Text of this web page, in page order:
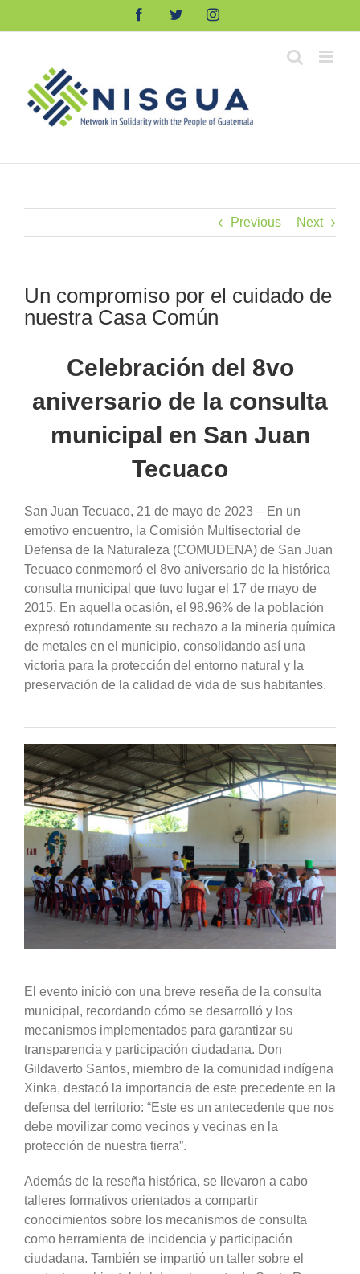
FacebookTwitterInstagram
Previous Next
Un compromiso por el cuidado de
nuestra Casa Común
Celebración del 8vo
aniversario de la consulta
municipal en San Juan
Tecuaco
San Juan Tecuaco, 21 de mayo de 2023 – En un
emotivo encuentro, la Comisión Multisectorial de
Defensa de la Naturaleza (COMUDENA) de San Juan
Tecuaco conmemoró el 8vo aniversario de la histórica
consulta municipal que tuvo lugar el 17 de mayo de
2015. En aquella ocasión, el 98.96% de la población
expresó rotundamente su rechazo a la minería química
de metales en el municipio, consolidando así una
victoria para la protección del entorno natural y la
preservación de la calidad de vida de sus habitantes.
El evento inició con una breve reseña de la consulta
municipal, recordando cómo se desarrolló y los
mecanismos implementados para garantizar su
transparencia y participación ciudadana. Don
Gildaverto Santos, miembro de la comunidad indígena
Xinka, destacó la importancia de este precedente en la
defensa del territorio: “Este es un antecedente que nos
debe movilizar como vecinos y vecinas en la
protección de nuestra tierra”.
Además de la reseña histórica, se llevaron a cabo
talleres formativos orientados a compartir
conocimientos sobre los mecanismos de consulta
como herramienta de incidencia y participación
ciudadana. También se impartió un taller sobre el